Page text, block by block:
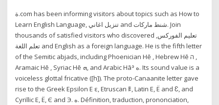
ة.com has been informing visitors about topics such as How to
Learn English Language, تنزيل اغاني and شنط ماركات. Join
thousands of satisfied visitors who discovered تعليم الفوركس,
تعلم اللغة and English as a foreign language. He is the fifth letter
of the Semitic abjads, including Phoenician Hē , Hebrew Hē ה ‎,
Aramaic Hē , Syriac Hē ܗ, and Arabic Hāʾ ه. Its sound value is a
voiceless glottal fricative ([h]). The proto-Canaanite letter gave
rise to the Greek Epsilon Ε ε, Etruscan 𐌄, Latin E, Ë and Ɛ, and
Cyrillic Е, Ё, Є and Э. ه. Définition, traduction, prononciation,